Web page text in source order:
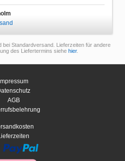
bei Standardversand. Lieferzeiten für andere
des Liefertermins siehe hier.
AGB